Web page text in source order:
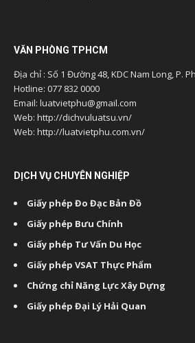
VĂN PHÒNG TPHCM
Địa chỉ : Số 1 Đường 48, KDC Nam Long, P.
Hotline: 077 832 0000
Email: luatvietphu@gmail.com
Web: http://dichvuluatsu.vn/
Web: http://luatvietphu.com.vn/
DỊCH VỤ CHUYÊN NGHIỆP
Giấy phép Đo Đạc Bản Đồ
Giấy phép Bưu Chính
Giấy phép Tư Vấn Du Học
Giấy phép VSAT Thực Phẩm
Chứng chỉ Năng Lực Xây Dựng
Giấy phép Đại Lý Hải Quan